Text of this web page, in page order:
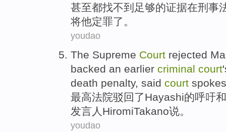
甚至都找不到 足够的证据在刑事
将他定罪了。
youdao
The Supreme Court rejected
backed an earlier criminal court
death penalty, said court
最高法院驳回了Hayashi的呼吁和
发言人 HiromiTakano说。
youdao